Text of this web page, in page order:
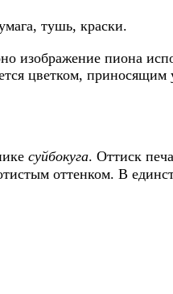
тушь, краски.
изображение пиона
цветком, приносящим
суйбокуга. Оттиск
оттенком. В